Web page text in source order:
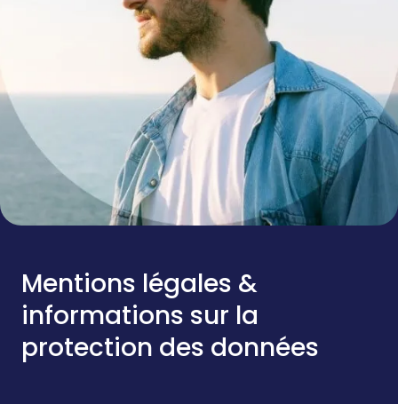
Mentions légales &
informations sur la
protection des données